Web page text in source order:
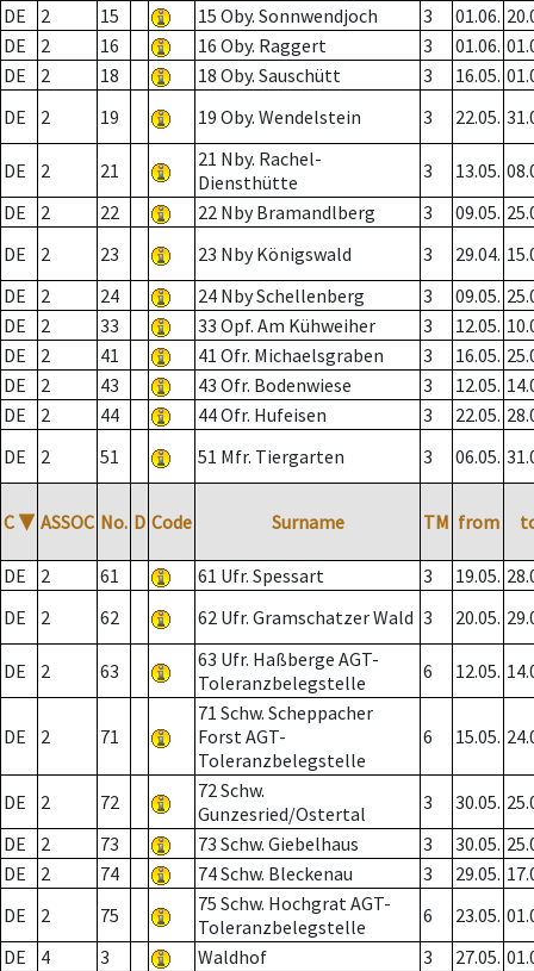
DE
2 15 15 Oby. Sonnwendjoch 3 01.06.
DE
2 16 16 Oby. Raggert 3 01.06.
DE
2 18 18 Oby. Sauschütt 3 16.05.
DE
2 19 19 Oby. Wendelstein 3 22.05.
DE 2 21
21 Nby. Rachel-
Diensthütte
3 13.05.
DE
2 22 22 Nby Bramandlberg 3 09.05.
DE
2 23 23 Nby Königswald 3 29.04.
DE
2 24 24 Nby Schellenberg 3 09.05.
DE
2 33 33 Opf. Am Kühweiher 3 12.05.
DE
2 41 41 Ofr. Michaelsgraben 3 16.05.
DE
2 43 43 Ofr. Bodenwiese 3 12.05.
DE
2 44 44 Ofr. Hufeisen 3 22.05.
DE
2 51 51 Mfr. Tiergarten 3 06.05.
C ▼ ASSOC No. D Code Surname TM from
DE 2 61 61 Ufr. Spessart 3 19.05.
DE
2 62 62 Ufr. Gramschatzer Wald 3 20.05.
DE 2 63
63 Ufr. Haßberge AGT-
Toleranzbelegstelle
6 12.05.
DE 2 71
71 Schw. Scheppacher
Forst AGT-
Toleranzbelegstelle
6 15.05.
DE 2 72
72 Schw.
Gunzesried/Ostertal
3 30.05.
DE
2 73 73 Schw. Giebelhaus 3 30.05.
DE
2 74 74 Schw. Bleckenau 3 29.05.
DE
2 75
75 Schw. Hochgrat AGT-
Toleranzbelegstelle
6 23.05.
DE
4 3 Waldhof 3 27.05.